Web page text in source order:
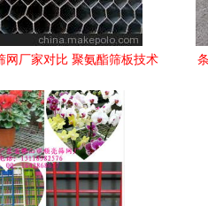
网厂家对比 聚氨酯筛板技术